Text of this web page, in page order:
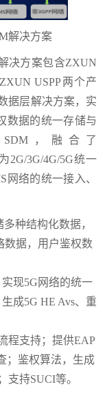
解决方案
决方案包含ZXUN
USPP两个产
据层解决方案，实
数据的统一存储与
，融合了
2G/3G/4G/5G统一
网络的统一接入、
种结构化数据，
数据，用户鉴权数
现5G网络的统一
成5G HE Avs、重
程支持；提供EAP
；鉴权算法，生成
支持SUCI等。